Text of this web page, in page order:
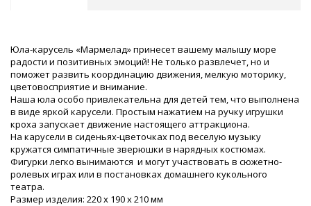
Юла-карусель «Мармелад» принесет вашему малышу море
радости и позитивных эмоций! Не только развлечет, но и
поможет развить координацию движения, мелкую моторику,
цветовосприятие и внимание.
Наша юла особо привлекательна для детей тем, что выполнена
в виде яркой карусели. Простым нажатием на ручку игрушки
кроха запускает движение настоящего аттракциона.
На карусели в сиденьях-цветочках под веселую музыку
кружатся симпатичные зверюшки в нарядных костюмах.
Фигурки легко вынимаются и могут участвовать в сюжетно-
ролевых играх или в постановках домашнего кукольного
театра.
Размер изделия: 220 х 190 х 210 мм